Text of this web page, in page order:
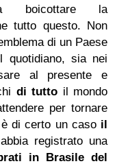
a boicottare la
tutto questo. Non
di un Paese
quotidiano, sia nei
al presente e
di tutto il mondo
per tornare
è di certo un caso il
registrato una
in Brasile del